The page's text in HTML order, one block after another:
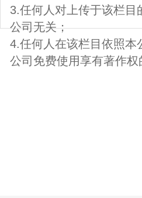
3.任何人对上传于该栏
公司无关；
4.任何人在该栏目依照本
公司免费使用享有著作